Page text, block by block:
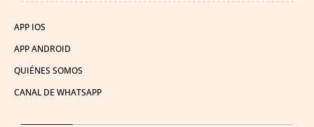
APP IOS
APP ANDROID
QUIÉNES SOMOS
CANAL DE WHATSAPP